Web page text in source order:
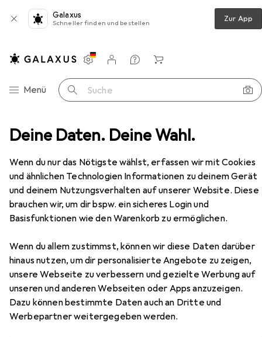
Deine Daten. Deine Wahl.
Wenn du nur das Nötigste wählst, erfassen wir mit Cookies
und ähnlichen Technologien Informationen zu deinem Gerät
und deinem Nutzungsverhalten auf unserer Website. Diese
brauchen wir, um dir bspw. ein sicheres Login und
Basisfunktionen wie den Warenkorb zu ermöglichen.
Wenn du allem zustimmst, können wir diese Daten darüber
hinaus nutzen, um dir personalisierte Angebote zu zeigen,
unsere Webseite zu verbessern und gezielte Werbung auf
unseren und anderen Webseiten oder Apps anzuzeigen.
Dazu können bestimmte Daten auch an Dritte und
Werbepartner weitergegeben werden.
Galaxus
Schneller finden und bestellen Zur App
Navigation nach Kategorien
Menü Suche
Einstellungen
Kundenkonto
Vergleichslisten
Merklisten
Warenkorb
filter Cpl polarizing filter K & f Hd Mc Slim C 77mm
EUR
26,90
K&F Conceptfilter Cpl polarizing filter
K & f Hd Mc Slim C 77mm
11 Grössen
Zubehör für K&F Concept filter
Cpl polarizing filter K & f Hd Mc
Slim C 77mm